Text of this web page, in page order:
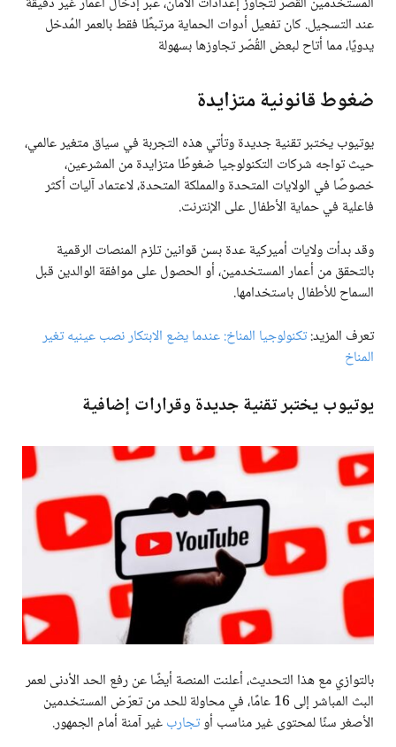
عند التسجيل. كان تفعيل أدوات الحماية مرتبطًا فقط بالعمر المُدخل
يدويًا، مما أتاح لبعض القُصّر تجاوزها بسهولة
ضغوط قانونية متزايدة
يوتيوب يختبر تقنية جديدة وتأتي هذه التجربة في سياق متغير عالمي،
حيث تواجه شركات التكنولوجيا ضغوطًا متزايدة من المشرعين،
خصوصًا في الولايات المتحدة والمملكة المتحدة، لاعتماد آليات أكثر
فاعلية في حماية الأطفال على الإنترنت.
وقد بدأت ولايات أميركية عدة بسن قوانين تلزم المنصات الرقمية
بالتحقق من أعمار المستخدمين، أو الحصول على موافقة الوالدين قبل
السماح للأطفال باستخدامها.
تعرف المزيد:تكنولوجيا المناخ: عندما يضع الابتكار نصب عينيه تغير
المناخ
يوتيوب يختبر تقنية جديدة وقرارات إضافية
بالتوازي مع هذا التحديث، أعلنت المنصة أيضًا عن رفع الحد الأدنى لعمر
البث المباشر إلى 16 عامًا، في محاولة للحد من تعرّض المستخدمين
الأصغر سنًا لمحتوى غير مناسب أوتجاربغير آمنة أمام الجمهور.